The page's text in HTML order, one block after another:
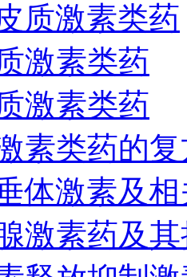
质激素类药
激素类药
激素类药
素类药的
体激素及
激素药及